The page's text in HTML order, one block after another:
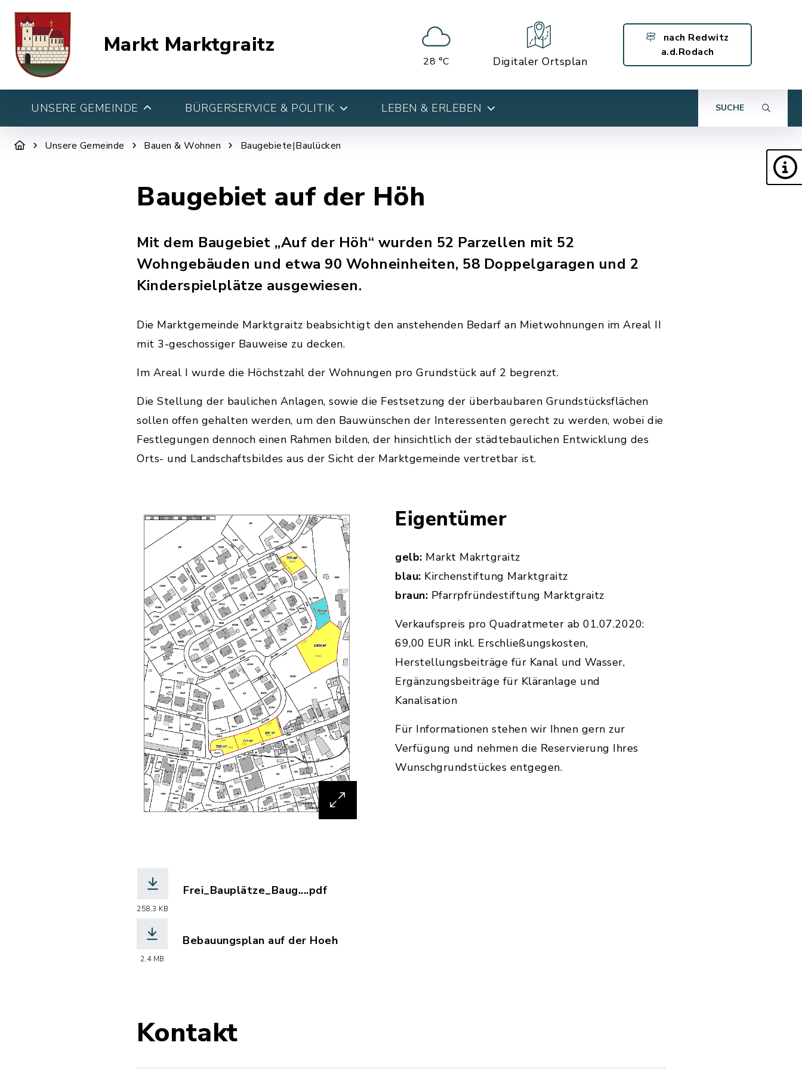
Markt Marktgraitz
28 °C Digitaler Ortsplan
nach Redwitz
a.d.Rodach
UNSERE GEMEINDE BÜRGERSERVICE & POLITIK LEBEN & ERLEBEN SUCHE
Unsere Gemeinde Bauen & Wohnen Baugebiete|Baulücken
Baugebiet auf der Höh
Mit dem Baugebiet „Auf der Höh“ wurden 52 Parzellen mit 52
Wohngebäuden und etwa 90 Wohneinheiten, 58 Doppelgaragen und 2
Kinderspielplätze ausgewiesen.
Die Marktgemeinde Marktgraitz beabsichtigt den anstehenden Bedarf an Mietwohnungen im Areal II
mit 3-geschossiger Bauweise zu decken.
Im Areal I wurde die Höchstzahl der Wohnungen pro Grundstück auf 2 begrenzt.
Die Stellung der baulichen Anlagen, sowie die Festsetzung der überbaubaren Grundstücksflächen
sollen offen gehalten werden, um den Bauwünschen der Interessenten gerecht zu werden, wobei die
Festlegungen dennoch einen Rahmen bilden, der hinsichtlich der städtebaulichen Entwicklung des
Orts- und Landschaftsbildes aus der Sicht der Marktgemeinde vertretbar ist.
Eigentümer
gelb: Markt Makrtgraitz
blau: Kirchenstiftung Marktgraitz
braun: Pfarrpfründestiftung Marktgraitz
Verkaufspreis pro Quadratmeter ab 01.07.2020:
69,00 EUR inkl. Erschließungskosten,
Herstellungsbeiträge für Kanal und Wasser,
Ergänzungsbeiträge für Kläranlage und
Kanalisation
Für Informationen stehen wir Ihnen gern zur
Verfügung und nehmen die Reservierung Ihres
Wunschgrundstückes entgegen.
258,3 KB
Frei_Bauplätze_Baug....pdf
2,4 MB
Bebauungsplan auf der Hoeh
Kontakt